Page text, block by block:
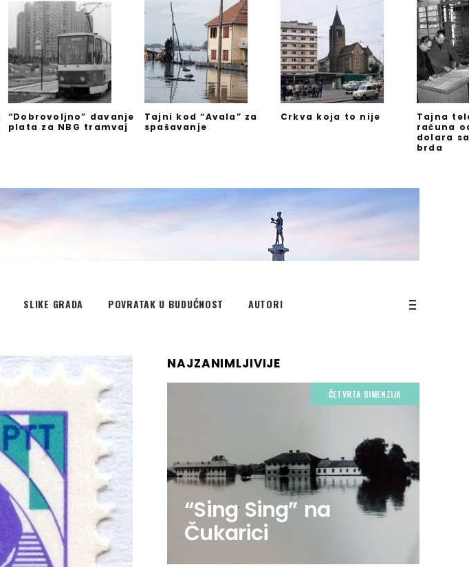
“Dobrovoljno” davanje
plata za NBG tramvaj
Tajni kod “Avala” za
spašavanje
Crkva koja to nije
Tajna
računa
dolara
brda
SLIKE GRADA POVRATAK U BUDUĆNOST AUTORI
NAJZANIMLJIVIJE
ČETVRTA DIMENZIJA
“Sing Sing” na
Čukarici